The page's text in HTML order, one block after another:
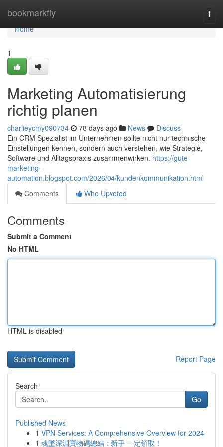
bookmarkfly
Home
Home
1
Marketing Automatisierung
richtig planen
charlieycmy090734 78 days ago News
Discuss
Ein CRM Spezialist im Unternehmen sollte nicht nur technische
Einstellungen kennen, sondern auch verstehen, wie Strategie,
Software und Alltagspraxis zusammenwirken. https://gute-
marketing-
automation.blogspot.com/2026/04/kundenkommunikation.html
Comments
Who Upvoted
Comments
Submit a Comment
No HTML
HTML is disabled
Report Page
Search
Go
Published News
1 VPN Services: A Comprehensive Overview for 2024
1 魂墜深淵寶物碼總結：新手 一定領取！